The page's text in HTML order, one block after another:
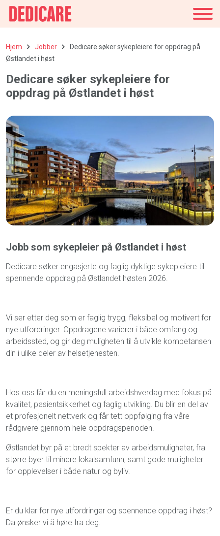
Hjem Jobber
Dedicare søker sykepleiere for oppdrag på
Østlandet i høst
Dedicare søker sykepleiere for
oppdrag på Østlandet i høst
Jobb som sykepleier på Østlandet i høst
Dedicare søker engasjerte og faglig dyktige sykepleiere til
spennende oppdrag på Østlandet høsten 2026.
Vi ser etter deg som er faglig trygg, fleksibel og motivert for
nye utfordringer. Oppdragene varierer i både omfang og
arbeidssted, og gir deg muligheten til å utvikle kompetansen
din i ulike deler av helsetjenesten.
Hos oss får du en meningsfull arbeidshverdag med fokus på
kvalitet, pasientsikkerhet og faglig utvikling. Du blir en del av
et profesjonelt nettverk og får tett oppfølging fra våre
rådgivere gjennom hele oppdragsperioden.
Østlandet byr på et bredt spekter av arbeidsmuligheter, fra
større byer til mindre lokalsamfunn, samt gode muligheter
for opplevelser i både natur og byliv.
Er du klar for nye utfordringer og spennende oppdrag i høst?
Da ønsker vi å høre fra deg.